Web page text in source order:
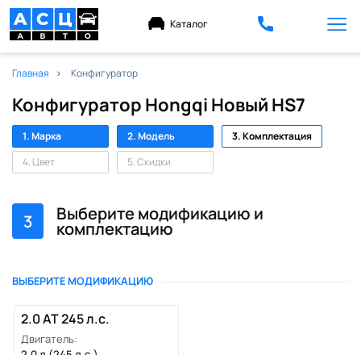
Каталог
Главная Конфигуратор
Конфигуратор Hongqi Новый HS7
1. Марка 2. Модель
3. Комплектация
4. Цвет
5. Скидки
3 Выберите модификацию и
комплектацию
ВЫБЕРИТЕ МОДИФИКАЦИЮ
2.0 AT 245 л.с.
Двигатель: